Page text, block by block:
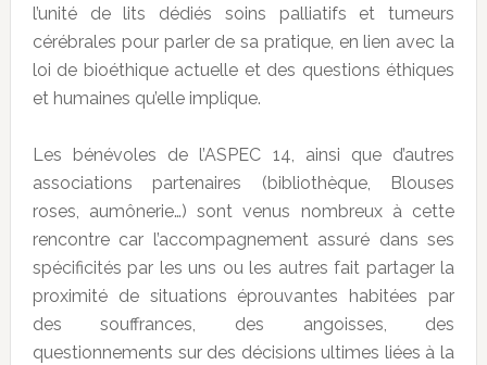
l’unité de lits dédiés soins palliatifs et tumeurs
cérébrales pour parler de sa pratique, en lien avec la
loi de bioéthique actuelle et des questions éthiques
et humaines qu’elle implique.
Les bénévoles de l’ASPEC 14, ainsi que d’autres
associations partenaires (bibliothèque, Blouses
roses, aumônerie…) sont venus nombreux à cette
rencontre car l’accompagnement assuré dans ses
spécificités par les uns ou les autres fait partager la
proximité de situations éprouvantes habitées par
des souffrances, des angoisses, des
questionnements sur des décisions ultimes liées à la